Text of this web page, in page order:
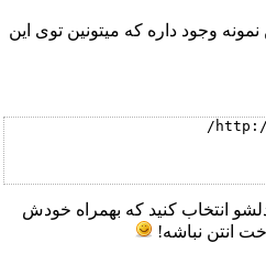
نمونه وجود داره که میتونین توی این
http://
انتخاب کنید که بهمراه خودش
انتن نباشه!